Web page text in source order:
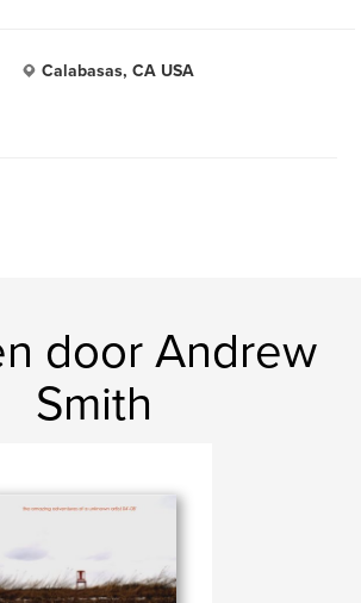
Calabasas, CA USA
door Andrew
Smith